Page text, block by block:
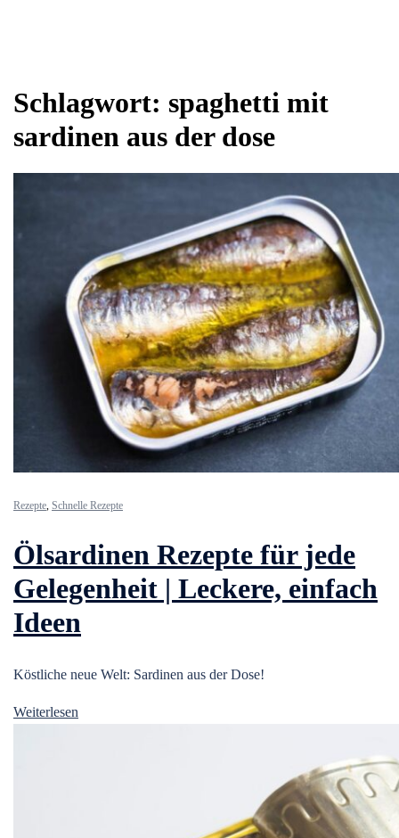
Schlagwort: spaghetti mit
sardinen aus der dose
Rezepte, Schnelle Rezepte
Ölsardinen Rezepte für jede
Gelegenheit | Leckere, einfach
Ideen
Köstliche neue Welt: Sardinen aus der Dose!
Weiterlesen